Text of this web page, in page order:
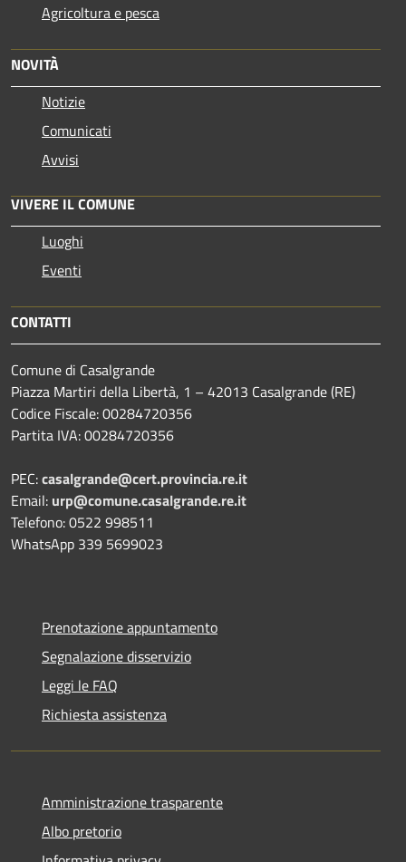
Agricoltura e pesca
NOVITÀ
Notizie
Comunicati
Avvisi
VIVERE IL COMUNE
Luoghi
Eventi
CONTATTI
Comune di Casalgrande
Piazza Martiri della Libertà, 1 – 42013 Casalgrande (RE)
Codice Fiscale: 00284720356
Partita IVA: 00284720356
PEC:casalgrande@cert.provincia.re.it
Email: urp@comune.casalgrande.re.it
Telefono: 0522 998511
WhatsApp 339 5699023
Prenotazione appuntamento
Segnalazione disservizio
Leggi le FAQ
Richiesta assistenza
Amministrazione trasparente
Albo pretorio